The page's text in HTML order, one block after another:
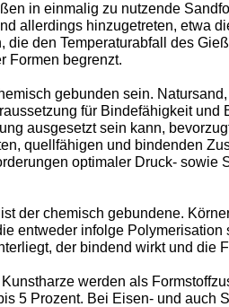
in einmalig zu nutzende
allerdings hinzugetreten, etwa
die den Temperaturabfall des
Formen begrenzt.
gebunden sein.
für Bindefähigkeit und
ausgesetzt sein kann,
quellfähigen und bindenden
optimaler Druck- sowie
der chemisch gebundene.
entweder infolge Polymerisation
der bindend wirkt und die
werden als
5 Prozent. Bei Eisen- und auch